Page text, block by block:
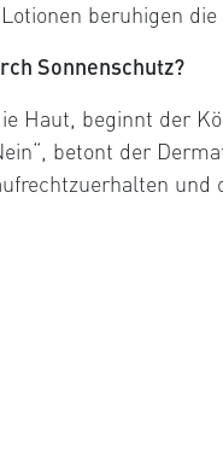
beruhigen
Sonnenschutz?
Haut, beginnt der
betont der